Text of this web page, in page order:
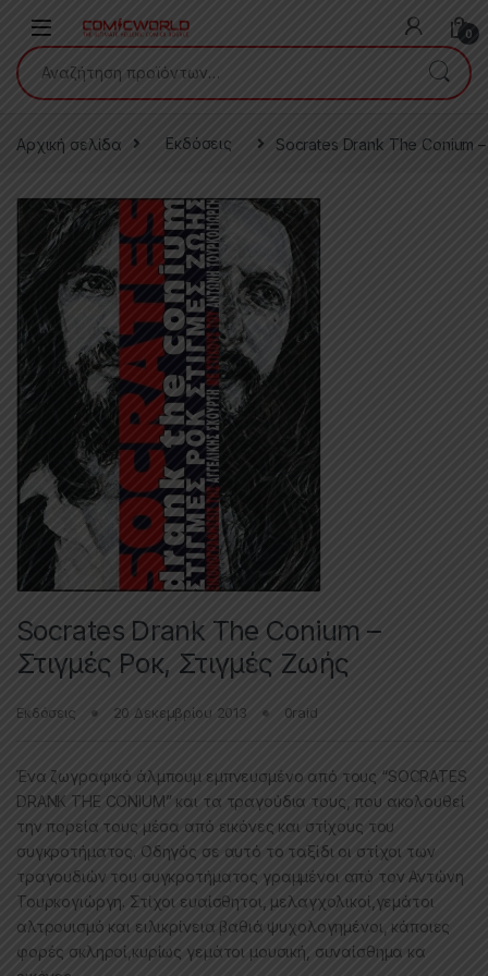
0
Αναζήτηση για:
Αρχική σελίδα Εκδόσεις Socrates Drank The Conium
Socrates Drank The Conium –
Στιγμές Ροκ, Στιγμές Ζωής
Εκδόσεις 20 Δεκεμβρίου 2013 0raid
Ένα ζωγραφικό άλμπουμ εμπνευσμένο από τους “SOCRATES
DRANK THE CONIUM” και τα τραγούδια τους, που ακολουθεί
την πορεία τους μέσα από εικόνες και στίχους του
συγκροτήματος. Οδηγός σε αυτό το ταξίδι οι στίχοι των
τραγουδιών του συγκροτήματος γραμμένοι από τον Αντώνη
Τουρκογιώργη. Στίχοι ευαίσθητοι, μελαγχολικοί,γεμάτοι
αλτρουισμό και ειλικρίνεια βαθιά ψυχολογημένοι, κάποιες
φορές σκληροί,κυρίως γεμάτοι μουσική, συναίσθημα κα